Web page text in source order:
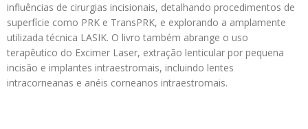
influências de cirurgias incisionais, detalhando procedimentos de
superfície como PRK e TransPRK, e explorando a amplamente
utilizada técnica LASIK. O livro também abrange o uso
terapêutico do Excimer Laser, extração lenticular por pequena
incisão e implantes intraestromais, incluindo lentes
intracorneanas e anéis corneanos intraestromais.